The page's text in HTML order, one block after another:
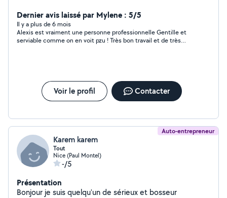
devis.
Dernier avis laissé par Mylene : 5/5
Il y a plus de 6 mois
Alexis est vraiment une personne professionnelle Gentille et
serviable comme on en voit pzu ! Très bon travail et de très
Voir le profil Contacter
Auto-entrepreneur
Karem karem
Tout
Nice (Paul Montel)
-/5
Présentation
Bonjour je suis quelqu'un de sérieux et bosseur